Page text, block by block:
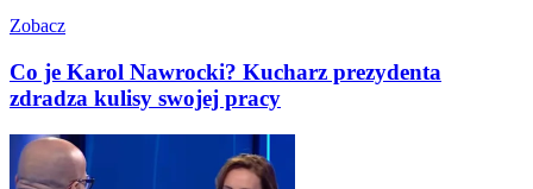
Zobacz
Co je Karol Nawrocki? Kucharz prezydenta
zdradza kulisy swojej pracy